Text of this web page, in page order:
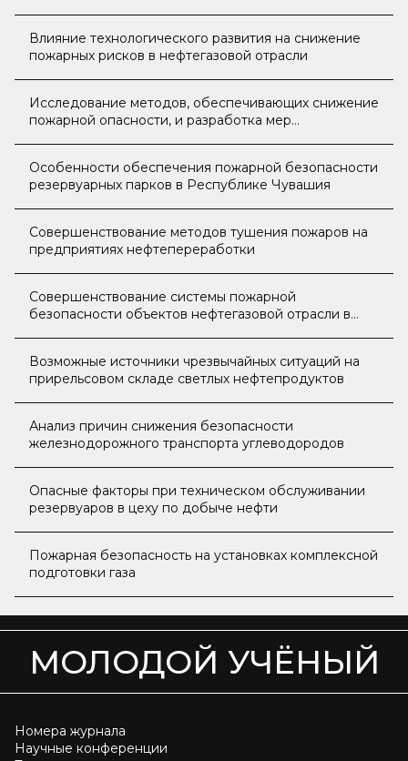
Влияние технологического развития на снижение
пожарных рисков в нефтегазовой отрасли
Исследование методов, обеспечивающих снижение
пожарной опасности, и разработка мер
Особенности обеспечения пожарной безопасности
резервуарных парков в Республике Чувашия
Совершенствование методов тушения пожаров на
предприятиях нефтепереработки
Совершенствование системы пожарной
безопасности объектов нефтегазовой отрасли в
Возможные источники чрезвычайных ситуаций на
прирельсовом складе светлых нефтепродуктов
Анализ причин снижения безопасности
железнодорожного транспорта углеводородов
Опасные факторы при техническом обслуживании
резервуаров в цеху по добыче нефти
Пожарная безопасность на установках комплексной
подготовки газа
МОЛОДОЙ УЧЁНЫЙ
Номера журнала
Научные конференции